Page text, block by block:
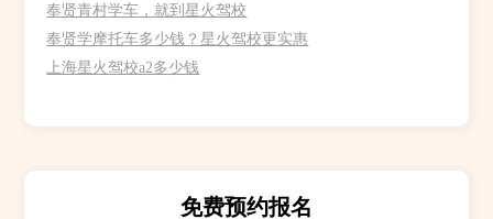
奉贤青村学车，就到星火驾校
奉贤学摩托车多少钱？星火驾校更实惠
上海星火驾校a2多少钱
免费预约报名